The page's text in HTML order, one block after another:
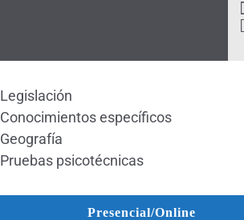
Legislación
Conocimientos específicos
Geografía
Pruebas psicotécnicas
Presencial/Online